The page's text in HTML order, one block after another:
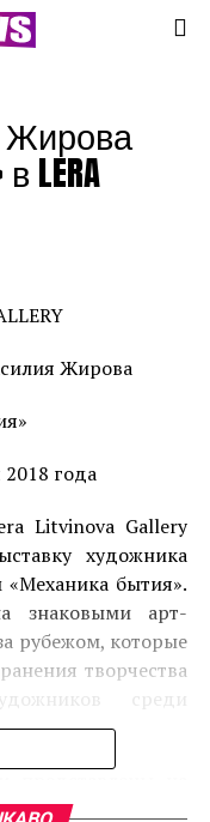
Жирова
LERA
Жирова
2018 года
Litvinova Gallery
художника
бытия».
знаковыми арт-
рубежом, которые
творчества
среди
за ее пределами.